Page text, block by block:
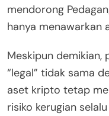
mendorong
hanya menawarkan
Meskipun demikian,
“legal” tidak sama
aset kripto tetap
risiko kerugian selalu